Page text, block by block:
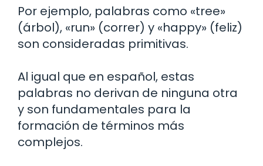
Por ejemplo, palabras como «tree»
(árbol), «run» (correr) y «happy» (feliz)
son consideradas primitivas.
Al igual que en español, estas
palabras no derivan de ninguna otra
y son fundamentales para la
formación de términos más
complejos.